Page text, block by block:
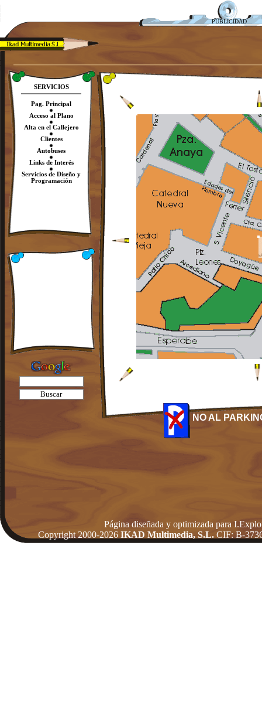
NO AL
PUBLICIDAD
SERVICIOS
Pag. Principal
Acceso al Plano
Alta en el Callejero
Clientes
Autobuses
Links de Interés
Servicios de Diseño y
Programación
Página diseñada y optimizada para
Copyright 2000-2026 IKAD Multimedia, S.L. CIF: B-